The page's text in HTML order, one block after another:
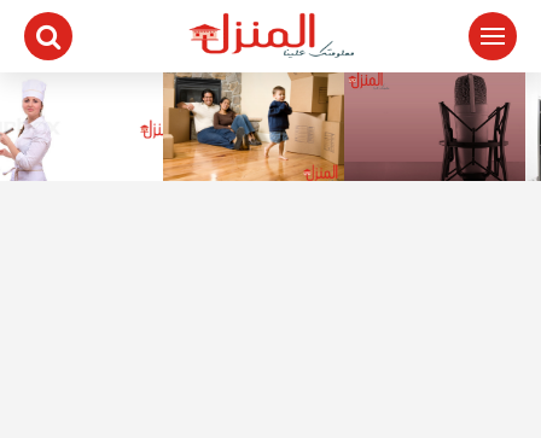
التجاوز
المحتوى